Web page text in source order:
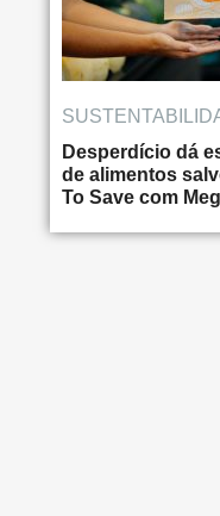
Desperdício dá
de alimentos
To Save com